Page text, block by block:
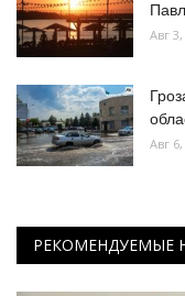
Авг
Авг
РЕКОМЕНДУЕМЫЕ